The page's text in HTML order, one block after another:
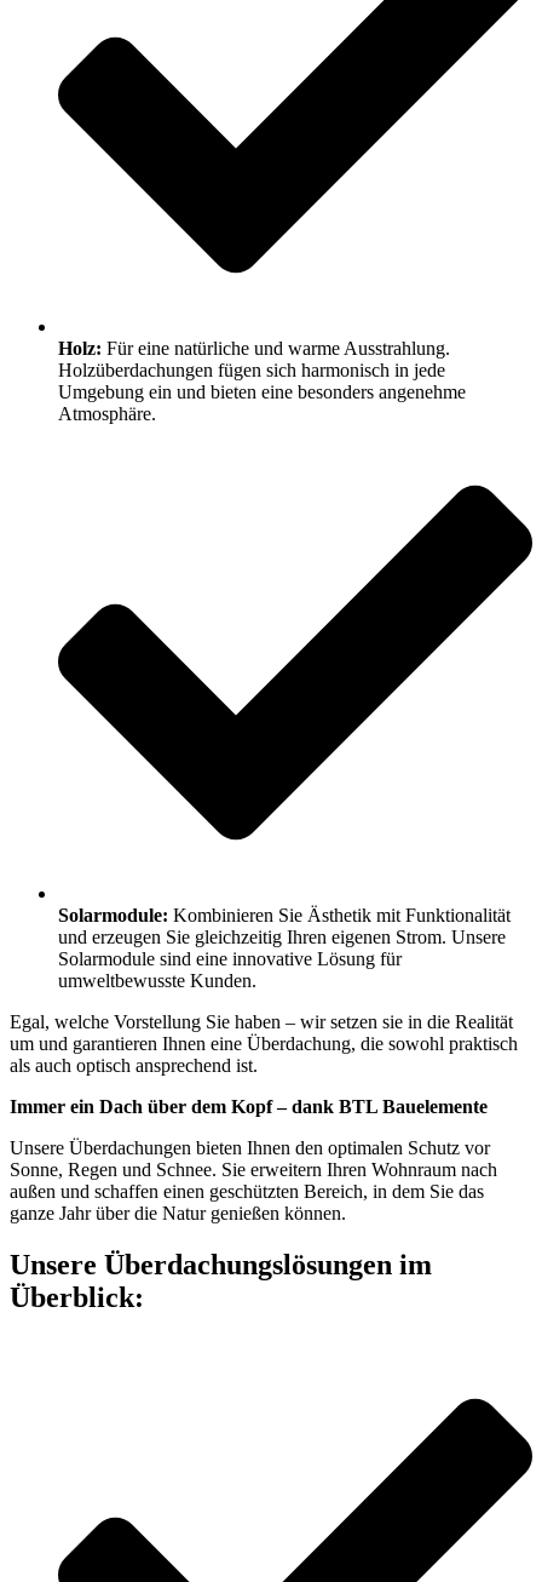
Holz: Für eine natürliche und warme Ausstrahlung.
Holzüberdachungen fügen sich harmonisch in jede
Umgebung ein und bieten eine besonders angenehme
Atmosphäre.
Solarmodule: Kombinieren Sie Ästhetik mit Funktionalität
und erzeugen Sie gleichzeitig Ihren eigenen Strom. Unsere
Solarmodule sind eine innovative Lösung für
umweltbewusste Kunden.
Egal, welche Vorstellung Sie haben – wir setzen sie in die Realität
um und garantieren Ihnen eine Überdachung, die sowohl praktisch
als auch optisch ansprechend ist.
Immer ein Dach über dem Kopf – dank BTL Bauelemente
Unsere Überdachungen bieten Ihnen den optimalen Schutz vor
Sonne, Regen und Schnee. Sie erweitern Ihren Wohnraum nach
außen und schaffen einen geschützten Bereich, in dem Sie das
ganze Jahr über die Natur genießen können.
Unsere Überdachungslösungen im
Überblick: